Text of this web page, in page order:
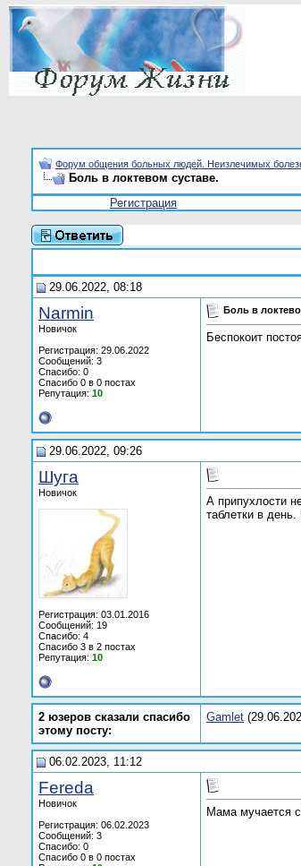
Форум общения больных людей. Неизлечимых
Боль в локтевом суставе.
Регистрация
29.06.2022, 08:18
Narmin
Новичок
Регистрация: 29.06.2022
Сообщений: 3
Спасибо: 0
Спасибо 0 в 0 постах
Репутация: 10
Боль в
Беспокоит
29.06.2022, 09:26
Шуга
Новичок
Регистрация: 03.01.2016
Сообщений: 19
Спасибо: 4
Спасибо 3 в 2 постах
Репутация: 10
А припухлости
таблетки в
2 юзеров сказали спасибо
этому посту:
Gamlet
06.02.2023, 11:12
Fereda
Новичок
Регистрация: 06.02.2023
Сообщений: 3
Спасибо: 0
Спасибо 0 в 0 постах
Мама мучается